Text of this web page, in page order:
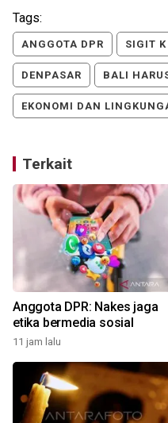
Tags:
ANGGOTA DPR SIGIT
DENPASAR BALI
EKONOMI DAN
Terkait
Anggota DPR: Nakes jaga
etika bermedia sosial
11 jam lalu